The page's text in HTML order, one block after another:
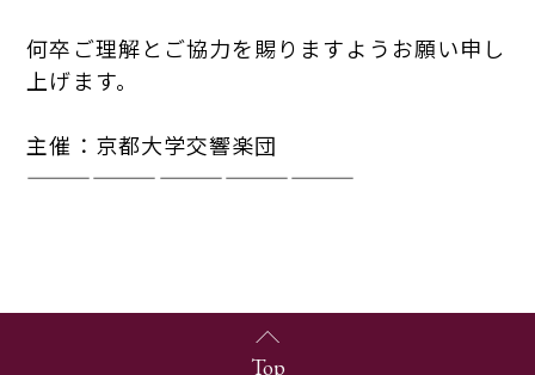
何卒ご理解とご協力を賜りますようお願い申し
上げます。
主催：京都大学交響楽団
———————————————
Top